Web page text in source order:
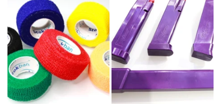
j
a
: